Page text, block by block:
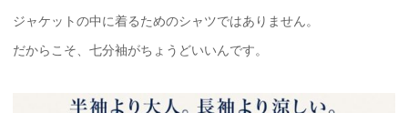
ジャケットの中に着るためのシャツではありません。
だからこそ、七分袖がちょうどいいんです。